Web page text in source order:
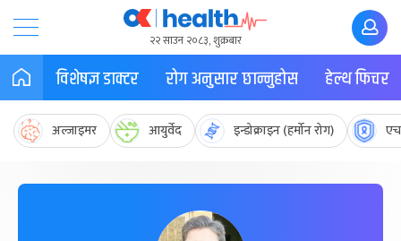
२२ साउन २०८३, शुक्रबार
विशेषज्ञ डाक्टर रोग अनुसार छान्नुहोस हेल्थ फिचर
अल्जाइमर आयुर्वेद इन्डोक्राइन (हर्मोन रोग)